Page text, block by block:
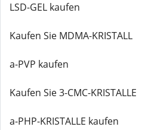
LSD-GEL kaufen
Kaufen Sie MDMA-KRISTALL
a-PVP kaufen
Kaufen Sie 3-CMC-KRISTALLE
a-PHP-KRISTALLE kaufen